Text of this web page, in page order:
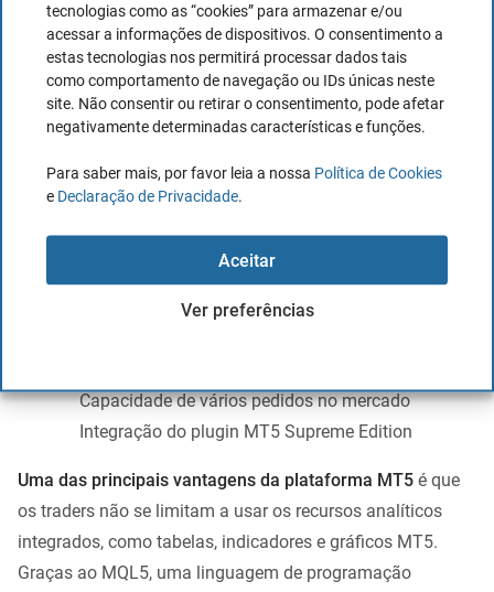
tecnologias como as “cookies” para armazenar e/ou
acessar a informações de dispositivos. O consentimento a
estas tecnologias nos permitirá processar dados tais
como comportamento de navegação ou IDs únicas neste
site. Não consentir ou retirar o consentimento, pode afetar
negativamente determinadas características e funções.
Para saber mais, por favor leia a nossa Política de Cookies
e Declaração de Privacidade.
Aceitar
Ver preferências
Muitos utilizadores apreciam, por exemplo, a possibilidade
de executar consultores especializados produzidos por
terceiros. Outros porque o consideram muito confiável.
MT5 é provavelmente o futuro do comércio de retalho.
Vamos descobrir o que há de tão especial nessa
plataforma renovada:
Integração comercial
Capacidade de vários pedidos no mercado
Integração do plugin MT5 Supreme Edition
Uma das principais vantagens da plataforma MT5 é que
os traders não se limitam a usar os recursos analíticos
integrados, como tabelas, indicadores e gráficos MT5.
Graças ao MQL5, uma linguagem de programação